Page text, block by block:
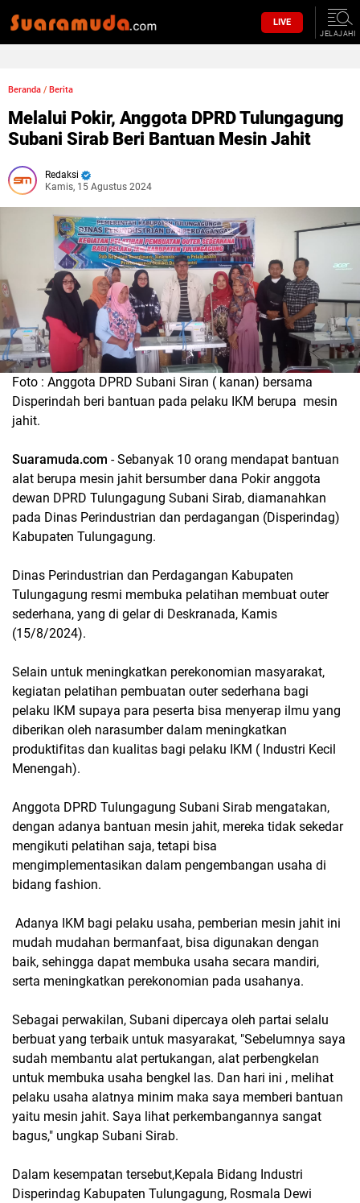
LIVE
JELAJAHI
Beranda / Berita
Melalui Pokir, Anggota DPRD Tulungagung
Subani Sirab Beri Bantuan Mesin Jahit
Redaksi
Kamis, 15 Agustus 2024
Foto : Anggota DPRD Subani Siran ( kanan) bersama
Disperindah beri bantuan pada pelaku IKM berupa mesin
jahit.
Suaramuda.com - Sebanyak 10 orang mendapat bantuan
alat berupa mesin jahit bersumber dana Pokir anggota
dewan DPRD Tulungagung Subani Sirab, diamanahkan
pada Dinas Perindustrian dan perdagangan (Disperindag)
Kabupaten Tulungagung.
Dinas Perindustrian dan Perdagangan Kabupaten
Tulungagung resmi membuka pelatihan membuat outer
sederhana, yang di gelar di Deskranada, Kamis
(15/8/2024).
Selain untuk meningkatkan perekonomian masyarakat,
kegiatan pelatihan pembuatan outer sederhana bagi
pelaku IKM supaya para peserta bisa menyerap ilmu yang
diberikan oleh narasumber dalam meningkatkan
produktifitas dan kualitas bagi pelaku IKM ( Industri Kecil
Menengah).
Anggota DPRD Tulungagung Subani Sirab mengatakan,
dengan adanya bantuan mesin jahit, mereka tidak sekedar
mengikuti pelatihan saja, tetapi bisa
mengimplementasikan dalam pengembangan usaha di
bidang fashion.
Adanya IKM bagi pelaku usaha, pemberian mesin jahit ini
mudah mudahan bermanfaat, bisa digunakan dengan
baik, sehingga dapat membuka usaha secara mandiri,
serta meningkatkan perekonomian pada usahanya.
Sebagai perwakilan, Subani dipercaya oleh partai selalu
berbuat yang terbaik untuk masyarakat, "Sebelumnya saya
sudah membantu alat pertukangan, alat perbengkelan
untuk membuka usaha bengkel las. Dan hari ini , melihat
pelaku usaha alatnya minim maka saya memberi bantuan
yaitu mesin jahit. Saya lihat perkembangannya sangat
bagus," ungkap Subani Sirab.
Dalam kesempatan tersebut,Kepala Bidang Industri
Disperindag Kabupaten Tulungagung, Rosmala Dewi